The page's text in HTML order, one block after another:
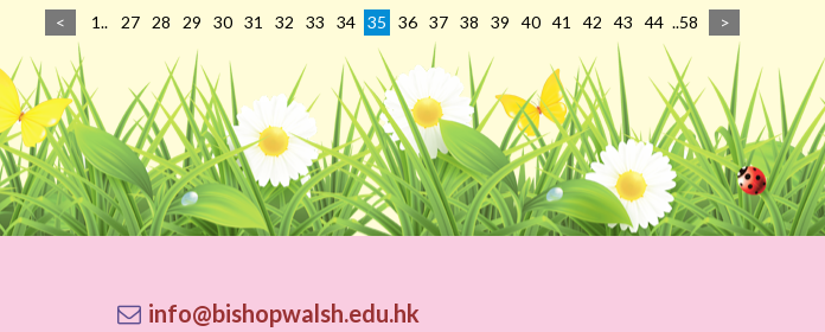
< 1.. 27 28 29 30 31 32 33 34 35 36 37 38 39 40 41 42 43 44 ..58 >
info@bishopwalsh.edu.hk